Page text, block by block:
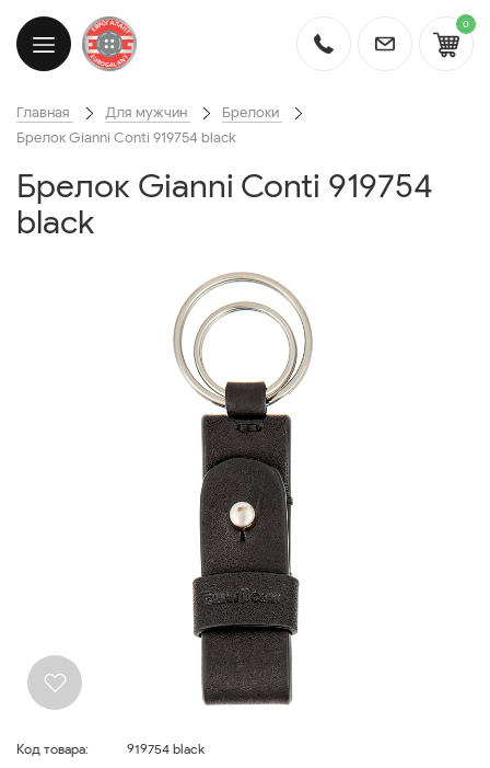
0
Главная Для мужчин
Брелоки
Брелок Gianni Conti 919754 black
Брелок Gianni Conti 919754
black
Код товара:
919754 black